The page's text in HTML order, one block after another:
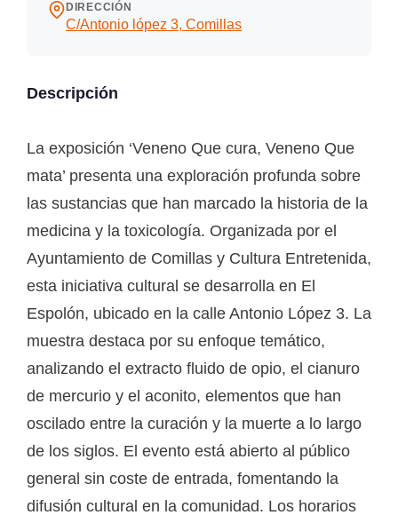
DIRECCIÓN
C/Antonio lópez 3, Comillas
Descripción
La exposición ‘Veneno Que cura, Veneno Que
mata’ presenta una exploración profunda sobre
las sustancias que han marcado la historia de la
medicina y la toxicología. Organizada por el
Ayuntamiento de Comillas y Cultura Entretenida,
esta iniciativa cultural se desarrolla en El
Espolón, ubicado en la calle Antonio López 3. La
muestra destaca por su enfoque temático,
analizando el extracto fluido de opio, el cianuro
de mercurio y el aconito, elementos que han
oscilado entre la curación y la muerte a lo largo
de los siglos. El evento está abierto al público
general sin coste de entrada, fomentando la
difusión cultural en la comunidad. Los horarios